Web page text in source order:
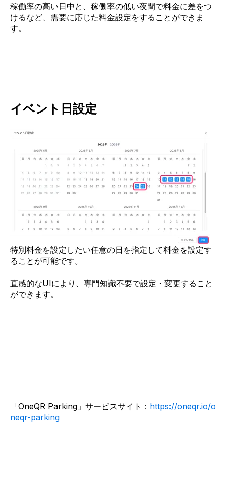
稼働率の高い日中と、稼働率の低い夜間で料金に差をつ
けるなど、需要に応じた料金設定をすることができま
す。
イベント日設定
特別料金を設定したい任意の日を指定して料金を設定す
ることが可能です。
直感的なUIにより、専門知識不要で設定・変更すること
ができます。
「OneQR Parking」サービスサイト： https://oneqr.io/o
neqr-parking